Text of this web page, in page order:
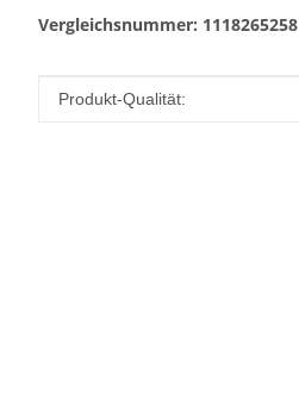
Vergleichsnummer: 1118265258
Produkteigenschaft
Wert
Produkt-Qualität: